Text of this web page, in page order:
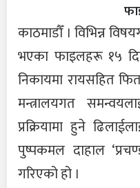
काठमाडौँ । विभिन्न
भएका फाइलहरू १५
निकायमा रायसहित
मन्त्रालयगत
प्रक्रियामा हुने
पुष्पकमल दाहाल
गरिएको हो ।